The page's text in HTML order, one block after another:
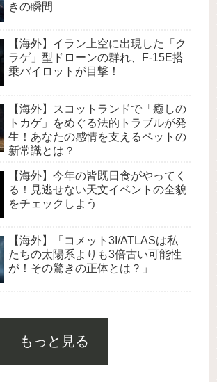
きの瞬間
【海外】イラン上空に出現した「ク
ラゲ」型ドローンの群れ、F-15E搭
乗パイロットが目撃！
【海外】スコットランドで「癒しの
トカゲ」をめぐる法的トラブルが発
生！あなたの感情を支えるペットの
新常識とは？
【海外】今年の皆既日食がやってく
る！見逃せない天文イベントの全貌
をチェックしよう
【海外】「コメット3I/ATLASは私
たちの太陽系よりも3倍古い可能性
が！その驚きの正体とは？」
もっと見る